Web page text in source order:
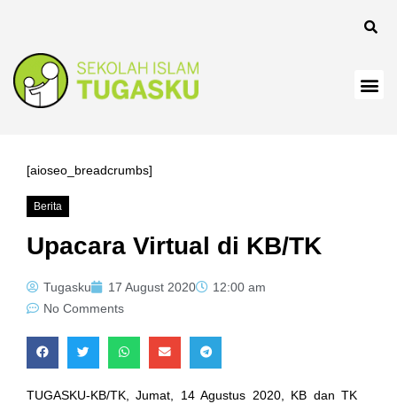
[aioseo_breadcrumbs]
Berita
Upacara Virtual di KB/TK
Tugasku 17 August 2020
12:00 am
No Comments
TUGASKU-KB/TK, Jumat, 14 Agustus 2020, KB dan TK